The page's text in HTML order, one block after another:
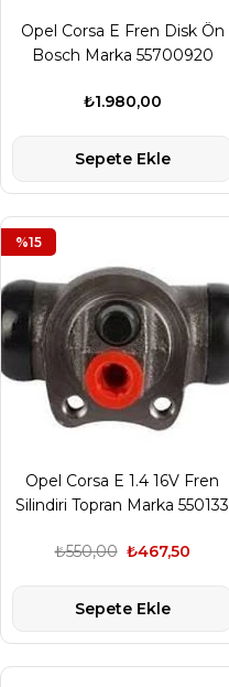
Opel Corsa E Fren Disk Ön
Bosch Marka 55700920
₺1.980,00
Sepete Ekle
Opel Corsa E 1.4 16V Fren
Silindiri Topran Marka 550133
₺467,50
₺550,00
Sepete Ekle
%15